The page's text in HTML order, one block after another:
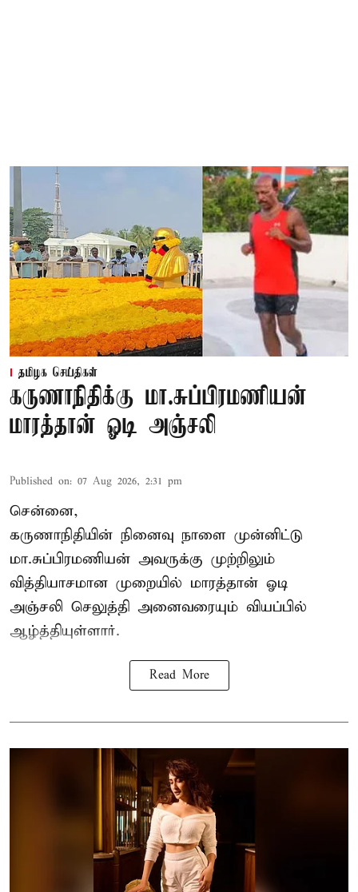
தமிழக செய்திகள்
கருணாநிதிக்கு மா.சுப்பிரமணியன்
மாரத்தான் ஓடி அஞ்சலி
Published on: 07 Aug 2026, 2:31 pm
சென்னை,
கருணாநிதியின் நினைவு நாளை முன்னிட்டு
மா.சுப்பிரமணியன் அவருக்கு முற்றிலும்
வித்தியாசமான முறையில் மாரத்தான் ஓடி
அஞ்சலி செலுத்தி அனைவரையும் வியப்பில்
ஆழ்த்தியுள்ளார்.
Read More